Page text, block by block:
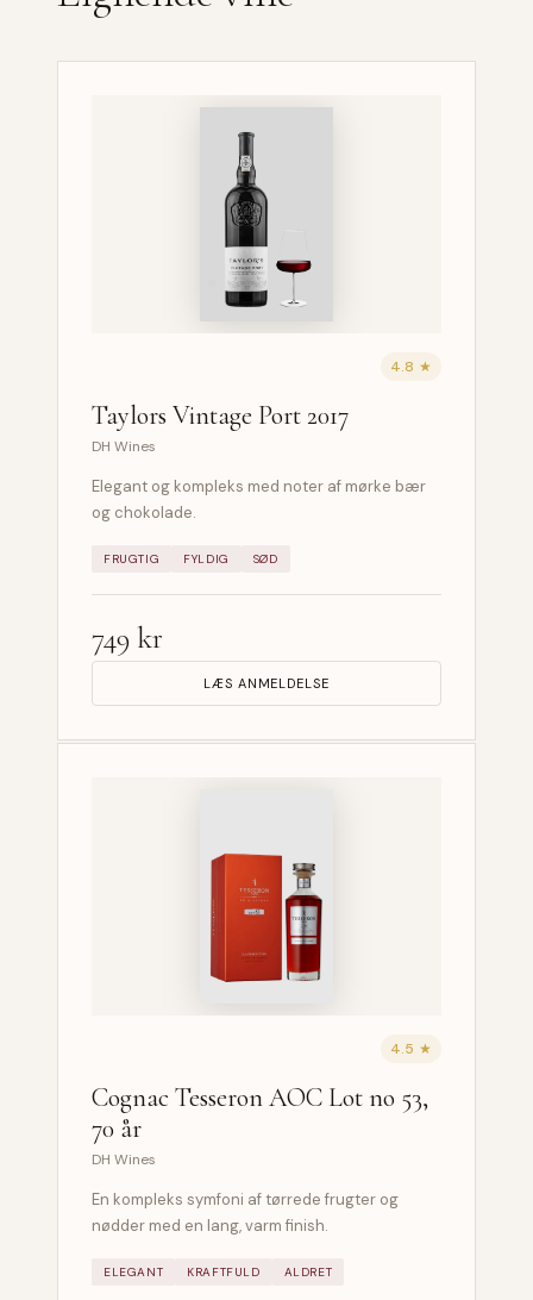
4.8 ★
Taylors Vintage Port 2017
DH Wines
Elegant og kompleks med noter af mørke bær
og chokolade.
FRUGTIG FYLDIG SØD
749 kr
LÆS ANMELDELSE
4.5 ★
Cognac Tesseron AOC Lot no 53,
70 år
DH Wines
En kompleks symfoni af tørrede frugter og
nødder med en lang, varm finish.
ELEGANT KRAFTFULD ALDRET